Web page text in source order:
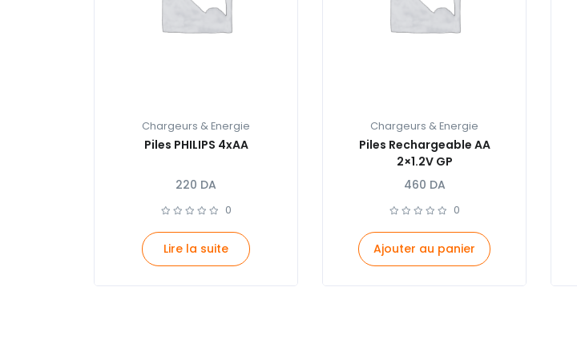
Chargeurs & Energie
Piles PHILIPS 4xAA
220 DA
0
Lire la suite
Chargeurs & Energie
Piles Rechargeable AA
2×1.2V GP
460 DA
0
Ajouter au panier